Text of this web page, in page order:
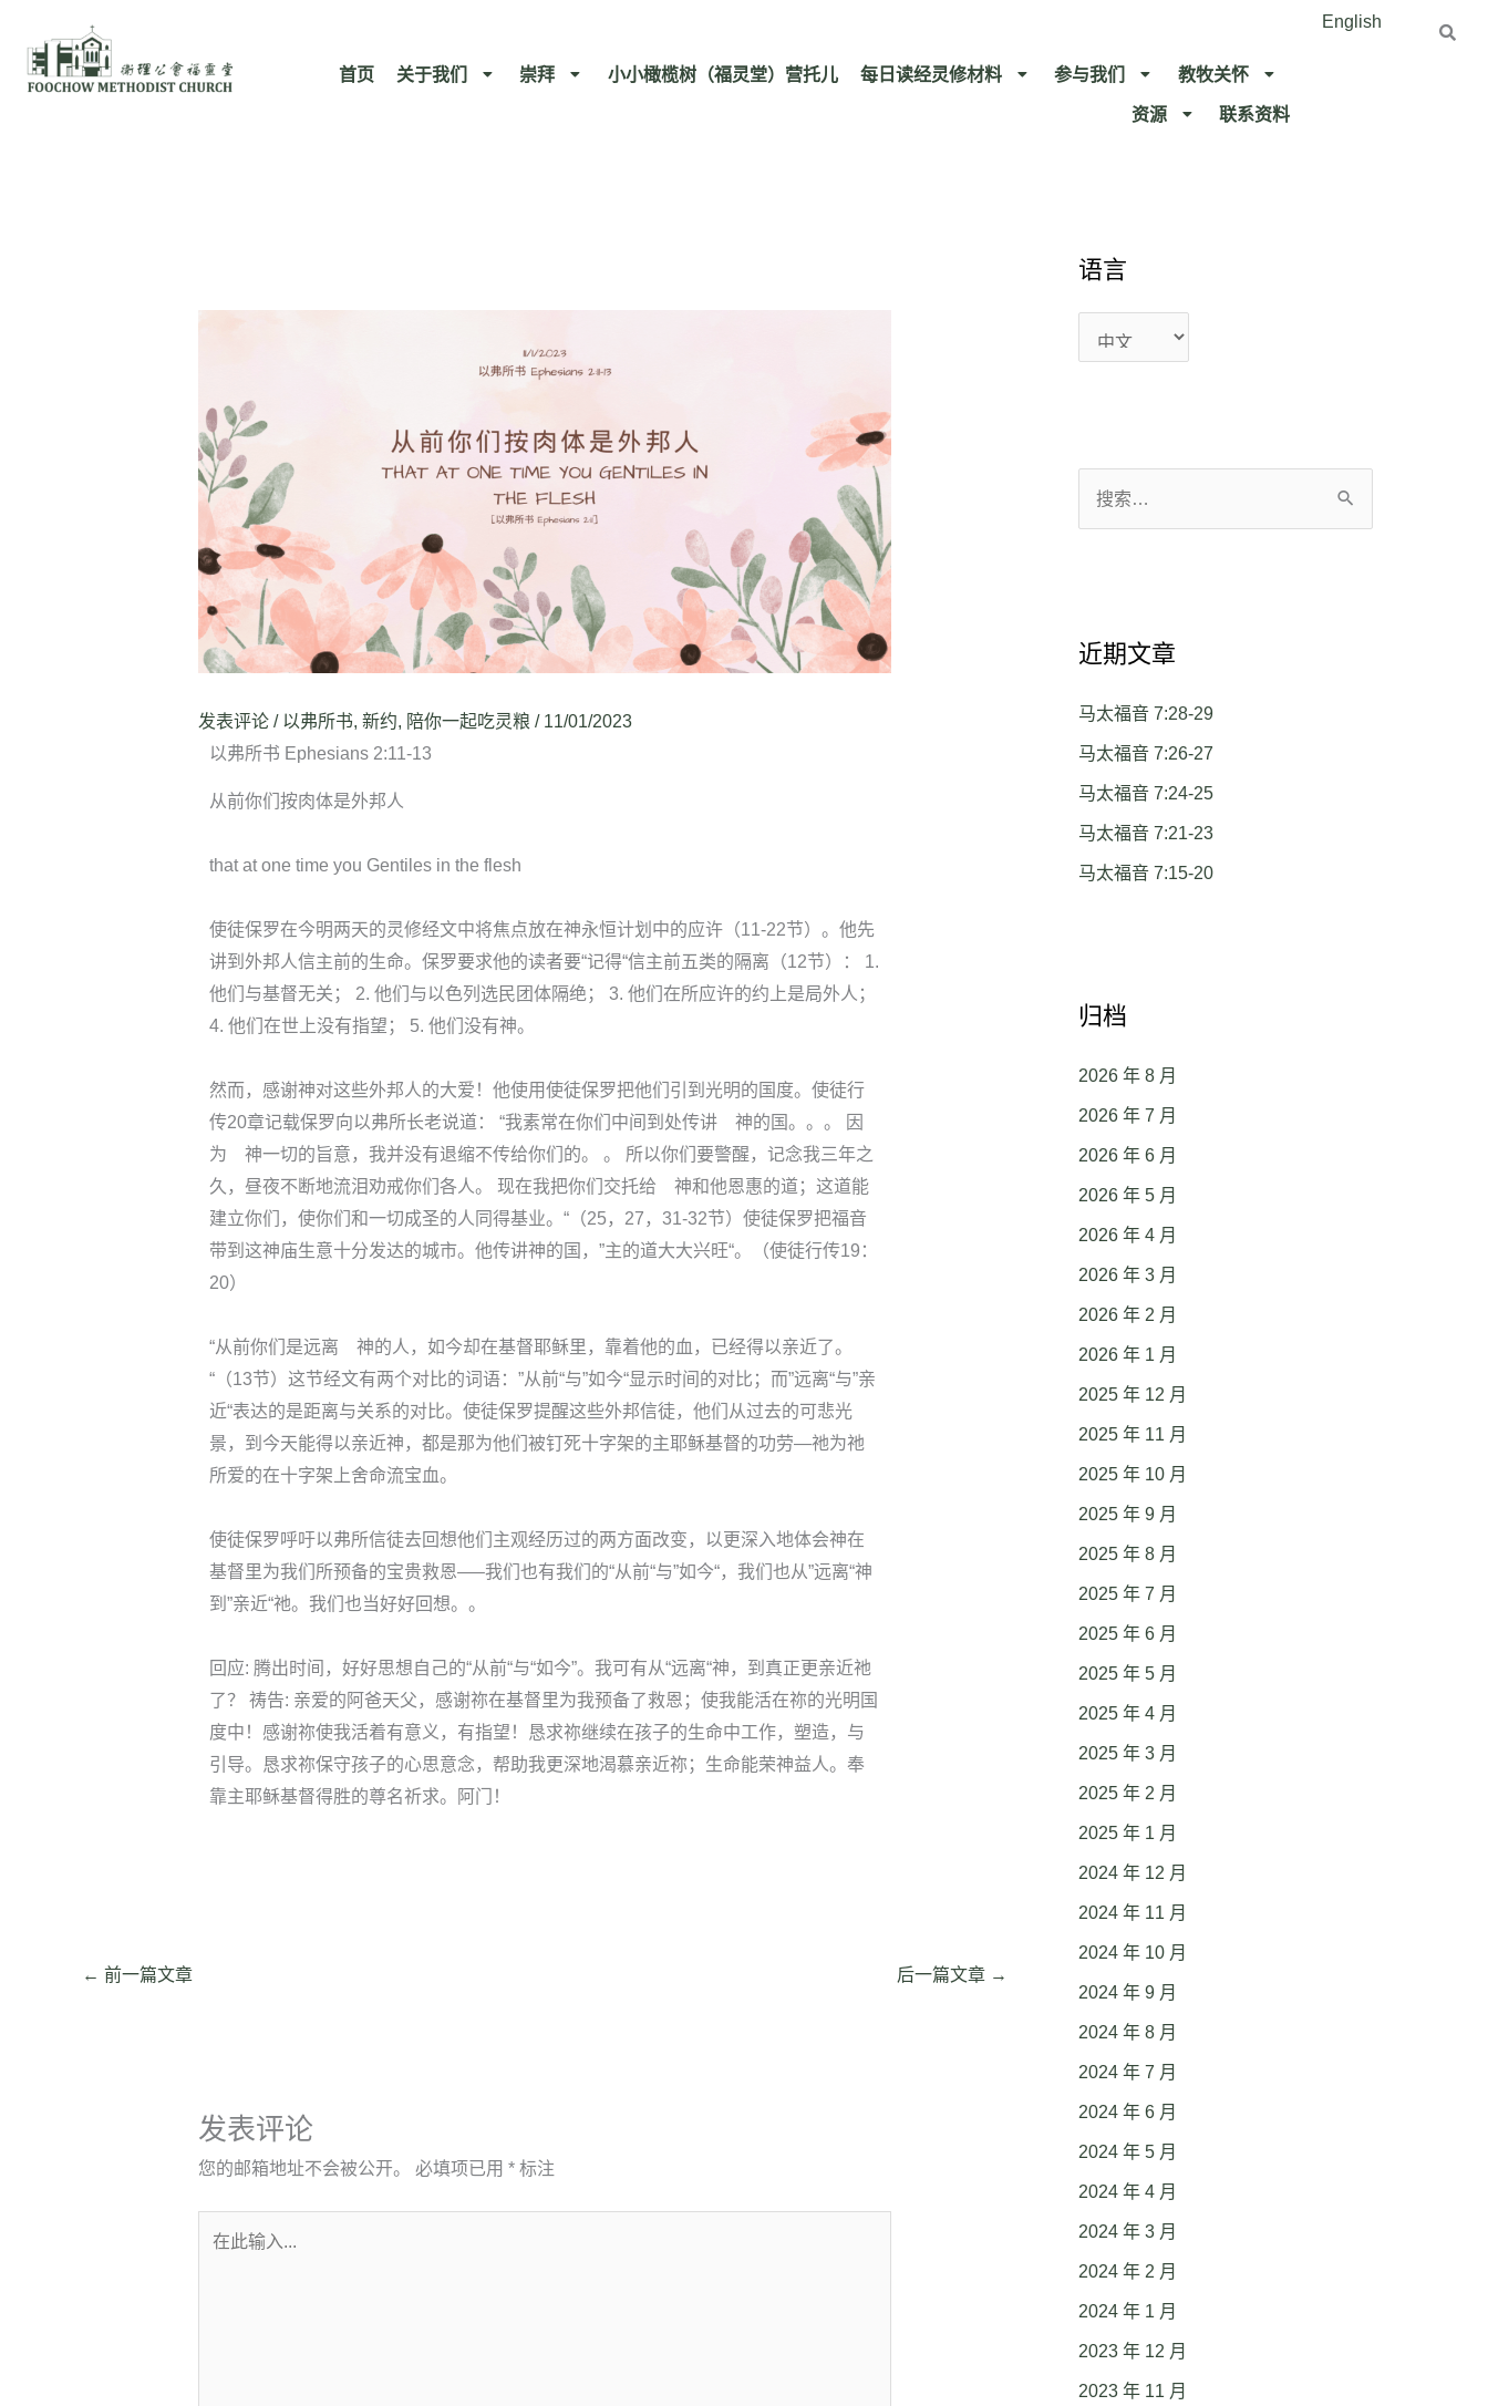
English
首页 关于我们 崇拜 小小橄榄树（福灵堂）营托儿 每日读经灵修材料 参与我们
教牧关怀​
资源
联系资料​
发表评论 / 以弗所书, 新约, 陪你一起吃灵粮 / 11/01/2023
以弗所书 Ephesians 2:11-13
从前你们按肉体是外邦人
that at one time you Gentiles in the flesh
使徒保罗在今明两天的灵修经文中将焦点放在神永恒计划中的应许（11-22节）。他先
讲到外邦人信主前的生命。保罗要求他的读者要“记得“信主前五类的隔离（12节）： 1.
他们与基督无关； 2. 他们与以色列选民团体隔绝； 3. 他们在所应许的约上是局外人；
4. 他们在世上没有指望； 5. 他们没有神。
然而，感谢神对这些外邦人的大爱！他使用使徒保罗把他们引到光明的国度。使徒行
传20章记载保罗向以弗所长老说道： “我素常在你们中间到处传讲 神的国。。。 因
为 神一切的旨意，我并没有退缩不传给你们的。 。 所以你们要警醒，记念我三年之
久，昼夜不断地流泪劝戒你们各人。 现在我把你们交托给 神和他恩惠的道；这道能
建立你们，使你们和一切成圣的人同得基业。“（25，27，31-32节）使徒保罗把福音
带到这神庙生意十分发达的城市。他传讲神的国，”主的道大大兴旺“。（使徒行传19：
20）
“从前你们是远离 神的人，如今却在基督耶稣里，靠着他的血，已经得以亲近了。
“（13节）这节经文有两个对比的词语：”从前“与”如今“显示时间的对比；而”远离“与”亲
近“表达的是距离与关系的对比。使徒保罗提醒这些外邦信徒，他们从过去的可悲光
景，到今天能得以亲近神，都是那为他们被钉死十字架的主耶稣基督的功劳—祂为祂
所爱的在十字架上舍命流宝血。
使徒保罗呼吁以弗所信徒去回想他们主观经历过的两方面改变，以更深入地体会神在
基督里为我们所预备的宝贵救恩—–我们也有我们的“从前“与”如今“，我们也从”远离“神
到”亲近“祂。我们也当好好回想。。
回应: 腾出时间，好好思想自己的“从前“与“如今”。我可有从“远离“神，到真正更亲近祂
了？ 祷告: 亲爱的阿爸天父，感谢祢在基督里为我预备了救恩；使我能活在祢的光明国
度中！感谢祢使我活着有意义，有指望！恳求祢继续在孩子的生命中工作，塑造，与
引导。恳求祢保守孩子的心思意念，帮助我更深地渴慕亲近祢；生命能荣神益人。奉
靠主耶稣基督得胜的尊名祈求。阿门！
← 前一篇文章 后一篇文章 →
发表评论
您的邮箱地址不会被公开。 必填项已用 *标注
语言
言
近期文章
马太福音 7:28-29
马太福音 7:26-27
马太福音 7:24-25
马太福音 7:21-23
马太福音 7:15-20
归档
2026 年 8 月
2026 年 7 月
2026 年 6 月
2026 年 5 月
2026 年 4 月
2026 年 3 月
2026 年 2 月
2026 年 1 月
2025 年 12 月
2025 年 11 月
2025 年 10 月
2025 年 9 月
2025 年 8 月
2025 年 7 月
2025 年 6 月
2025 年 5 月
2025 年 4 月
2025 年 3 月
2025 年 2 月
2025 年 1 月
2024 年 12 月
2024 年 11 月
2024 年 10 月
2024 年 9 月
2024 年 8 月
2024 年 7 月
2024 年 6 月
2024 年 5 月
2024 年 4 月
2024 年 3 月
2024 年 2 月
2024 年 1 月
2023 年 12 月
2023 年 11 月
言